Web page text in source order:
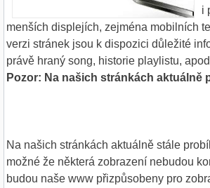
i
menších displejích, zejména mobilních
verzi stránek jsou k dispozici důležité
právě hraný song, historie playlistu,
Pozor: Na našich stránkách aktuálně
Na našich stránkách aktuálně stále
možné že některá zobrazení nebudou
budou naše www přizpůsobeny pro